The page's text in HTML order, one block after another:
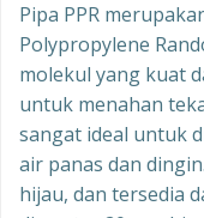
Pipa PPR
Polypropylene
molekul yang kuat
untuk menahan
sangat ideal untuk
air panas dan
hijau, dan tersedia